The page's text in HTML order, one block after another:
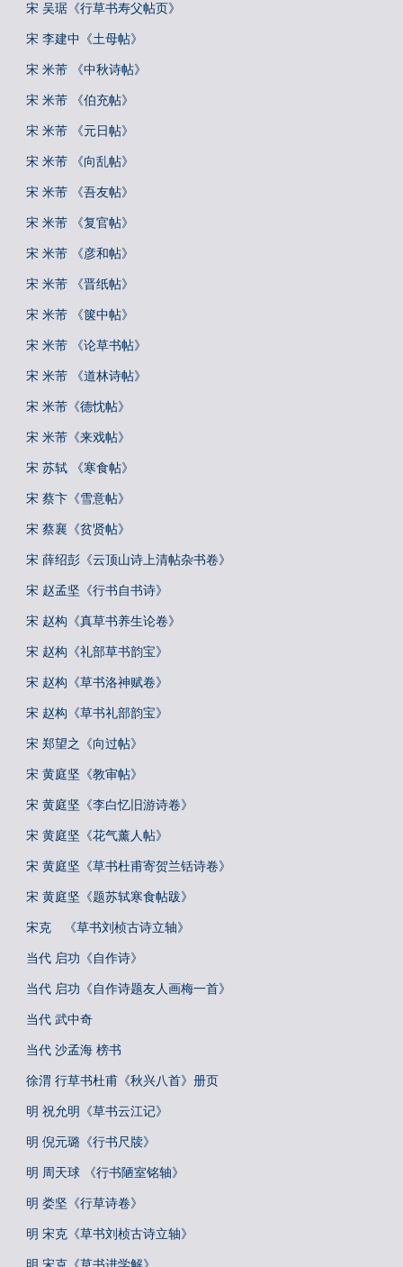
宋 吴琚《行草书寿父帖页》
宋 李建中《土母帖》
宋 米芾 《中秋诗帖》
宋 米芾 《伯充帖》
宋 米芾 《元日帖》
宋 米芾 《向乱帖》
宋 米芾 《吾友帖》
宋 米芾 《复官帖》
宋 米芾 《彦和帖》
宋 米芾 《晋纸帖》
宋 米芾 《箧中帖》
宋 米芾 《论草书帖》
宋 米芾 《道林诗帖》
宋 米芾《德忱帖》
宋 米芾《来戏帖》
宋 苏轼 《寒食帖》
宋 蔡卞《雪意帖》
宋 蔡襄《贫贤帖》
宋 薛绍彭《云顶山诗上清帖杂书卷》
宋 赵孟坚《行书自书诗》
宋 赵构《真草书养生论卷》
宋 赵构《礼部草书韵宝》
宋 赵构《草书洛神赋卷》
宋 赵构《草书礼部韵宝》
宋 郑望之《向过帖》
宋 黄庭坚《教审帖》
宋 黄庭坚《李白忆旧游诗卷》
宋 黄庭坚《花气薰人帖》
宋 黄庭坚《草书杜甫寄贺兰铦诗卷》
宋 黄庭坚《题苏轼寒食帖跋》
宋克 《草书刘桢古诗立轴》
当代 启功《自作诗》
当代 启功《自作诗题友人画梅一首》
当代 武中奇
当代 沙孟海 榜书
徐渭 行草书杜甫《秋兴八首》册页
明 祝允明《草书云江记》
明 倪元璐《行书尺牍》
明 周天球 《行书陋室铭轴》
明 娄坚《行草诗卷》
明 宋克《草书刘桢古诗立轴》